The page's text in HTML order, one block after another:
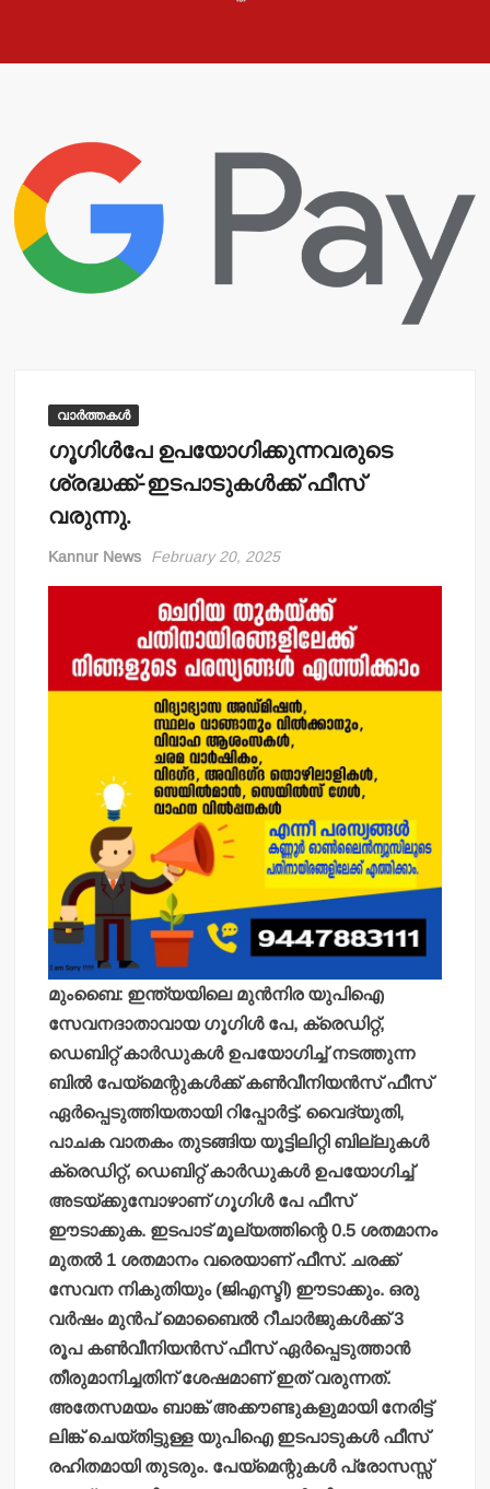
വാർത്തകൾ
ഗൂഗിള്‍പേ ഉപയോഗിക്കുന്നവരുടെ
ശ്രദ്ധക്ക്-ഇടപാടുകള്‍ക്ക് ഫീസ്
വരുന്നു.
Kannur News February 20, 2025
മുംബൈ: ഇന്ത്യയിലെ മുന്‍നിര യുപിഐ
സേവനദാതാവായ ഗൂഗിള്‍ പേ, ക്രെഡിറ്റ്,
ഡെബിറ്റ് കാര്‍ഡുകള്‍ ഉപയോഗിച്ച് നടത്തുന്ന
ബില്‍ പേയ്മെന്റുകള്‍ക്ക് കണ്‍വീനിയന്‍സ് ഫീസ്
ഏര്‍പ്പെടുത്തിയതായി റിപ്പോര്‍ട്ട്. വൈദ്യുതി,
പാചക വാതകം തുടങ്ങിയ യൂട്ടിലിറ്റി ബില്ലുകള്‍
ക്രെഡിറ്റ്, ഡെബിറ്റ് കാര്‍ഡുകള്‍ ഉപയോഗിച്ച്
അടയ്ക്കുമ്പോഴാണ് ഗൂഗിള്‍ പേ ഫീസ്
ഈടാക്കുക. ഇടപാട് മൂല്യത്തിന്റെ 0.5 ശതമാനം
മുതല്‍ 1 ശതമാനം വരെയാണ് ഫീസ്. ചരക്ക്
സേവന നികുതിയും (ജിഎസ്ടി) ഈടാക്കും. ഒരു
വര്‍ഷം മുന്‍പ് മൊബൈല്‍ റീചാര്‍ജുകള്‍ക്ക് 3
രൂപ കണ്‍വീനിയന്‍സ് ഫീസ് ഏര്‍പ്പെടുത്താന്‍
തീരുമാനിച്ചതിന് ശേഷമാണ് ഇത് വരുന്നത്.
അതേസമയം ബാങ്ക് അക്കൗണ്ടുകളുമായി നേരിട്ട്
ലിങ്ക് ചെയ്തിട്ടുള്ള യുപിഐ ഇടപാടുകള്‍ ഫീസ്
രഹിതമായി തുടരും. പേയ്മെന്റുകള്‍ പ്രോസസ്സ്